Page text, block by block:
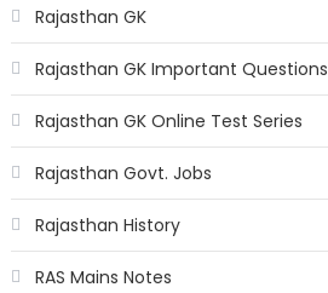
Rajasthan GK
Rajasthan GK Important Questions
Rajasthan GK Online Test Series
Rajasthan Govt. Jobs
Rajasthan History
RAS Mains Notes